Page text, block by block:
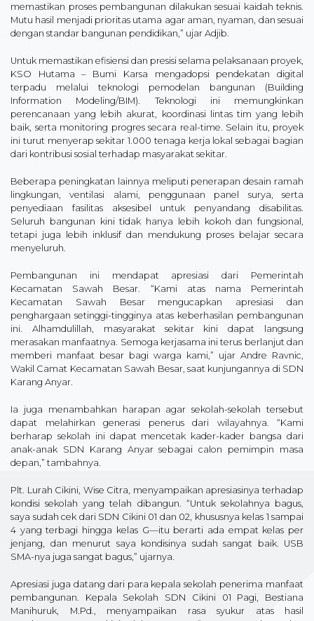
memastikan proses pembangunan dilakukan sesuai kaidah teknis.
Mutu hasil menjadi prioritas utama agar aman, nyaman, dan sesuai
dengan standar bangunan pendidikan,” ujar Adjib.
Untuk memastikan efisiensi dan presisi selama pelaksanaan proyek,
KSO Hutama – Bumi Karsa mengadopsi pendekatan digital
terpadu melalui teknologi pemodelan bangunan (Building
Information Modeling/BIM). Teknologi ini memungkinkan
perencanaan yang lebih akurat, koordinasi lintas tim yang lebih
baik, serta monitoring progres secara real-time. Selain itu, proyek
ini turut menyerap sekitar 1.000 tenaga kerja lokal sebagai bagian
dari kontribusi sosial terhadap masyarakat sekitar.
Beberapa peningkatan lainnya meliputi penerapan desain ramah
lingkungan, ventilasi alami, penggunaan panel surya, serta
penyediaan fasilitas aksesibel untuk penyandang disabilitas.
Seluruh bangunan kini tidak hanya lebih kokoh dan fungsional,
tetapi juga lebih inklusif dan mendukung proses belajar secara
menyeluruh.
Pembangunan ini mendapat apresiasi dari Pemerintah
Kecamatan Sawah Besar. “Kami atas nama Pemerintah
Kecamatan Sawah Besar mengucapkan apresiasi dan
penghargaan setinggi-tingginya atas keberhasilan pembangunan
ini. Alhamdulillah, masyarakat sekitar kini dapat langsung
merasakan manfaatnya. Semoga kerjasama ini terus berlanjut dan
memberi manfaat besar bagi warga kami,” ujar Andre Ravnic,
Wakil Camat Kecamatan Sawah Besar, saat kunjungannya di SDN
Karang Anyar.
Ia juga menambahkan harapan agar sekolah-sekolah tersebut
dapat melahirkan generasi penerus dari wilayahnya. “Kami
berharap sekolah ini dapat mencetak kader-kader bangsa dari
anak-anak SDN Karang Anyar sebagai calon pemimpin masa
depan,” tambahnya.
Plt. Lurah Cikini, Wise Citra, menyampaikan apresiasinya terhadap
kondisi sekolah yang telah dibangun. “Untuk sekolahnya bagus,
saya sudah cek dari SDN Cikini 01 dan 02, khususnya kelas 1 sampai
4 yang terbagi hingga kelas G—itu berarti ada empat kelas per
jenjang, dan menurut saya kondisinya sudah sangat baik. USB
SMA-nya juga sangat bagus,” ujarnya.
Apresiasi juga datang dari para kepala sekolah penerima manfaat
pembangunan. Kepala Sekolah SDN Cikini 01 Pagi, Bestiana
Manihuruk, M.Pd., menyampaikan rasa syukur atas hasil